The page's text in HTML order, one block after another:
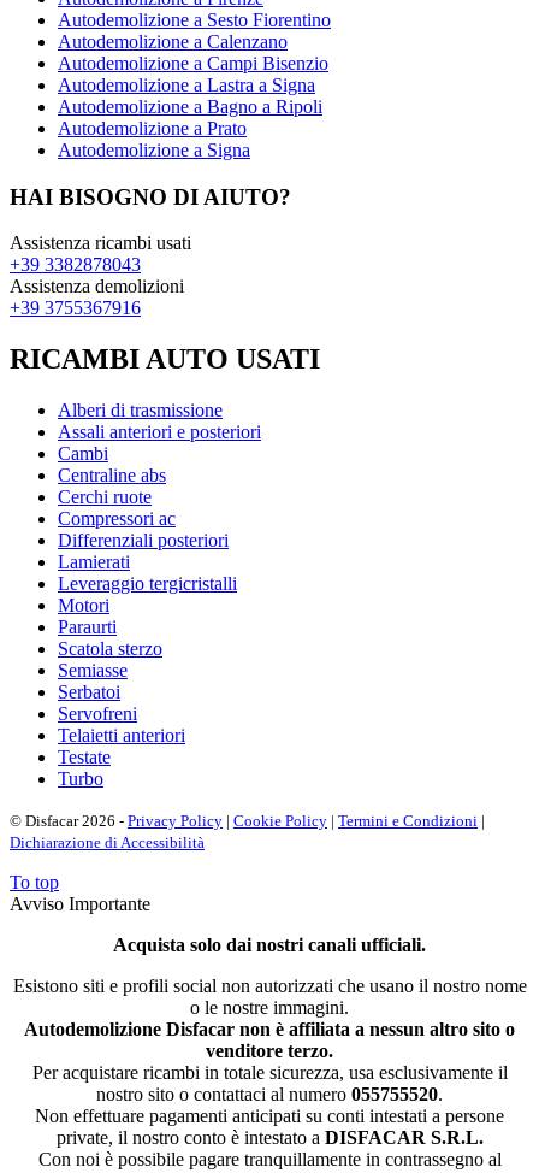
Autodemolizione a Sesto Fiorentino
Autodemolizione a Calenzano
Autodemolizione a Campi Bisenzio
Autodemolizione a Lastra a Signa
Autodemolizione a Bagno a Ripoli
Autodemolizione a Prato
Autodemolizione a Signa
HAI BISOGNO DI AIUTO?
Assistenza ricambi usati
+39 3382878043
Assistenza demolizioni
+39 3755367916
RICAMBI AUTO USATI
Alberi di trasmissione
Assali anteriori e posteriori
Cambi
Centraline abs
Cerchi ruote
Compressori ac
Differenziali posteriori
Lamierati
Leveraggio tergicristalli
Motori
Paraurti
Scatola sterzo
Semiasse
Serbatoi
Servofreni
Telaietti anteriori
Testate
Turbo
© Disfacar 2026 - Privacy Policy | Cookie Policy | Termini e Condizioni |
Dichiarazione di Accessibilità
To top
Avviso Importante
Acquista solo dai nostri canali ufficiali.
Esistono siti e profili social non autorizzati che usano il nostro nome
o le nostre immagini.
Autodemolizione Disfacar non è affiliata a nessun altro sito o
venditore terzo.
Per acquistare ricambi in totale sicurezza, usa esclusivamente il
nostro sito o contattaci al numero 055755520.
Non effettuare pagamenti anticipati su conti intestati a persone
private, il nostro conto è intestato a DISFACAR S.R.L.
Con noi è possibile pagare tranquillamente in contrassegno al